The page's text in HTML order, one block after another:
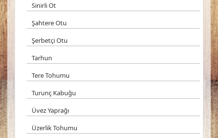
Sinirli Ot
Şahtere Otu
Şerbetçi Otu
Tarhun
Tere Tohumu
Turunç Kabuğu
Üvez Yaprağı
Üzerlik Tohumu